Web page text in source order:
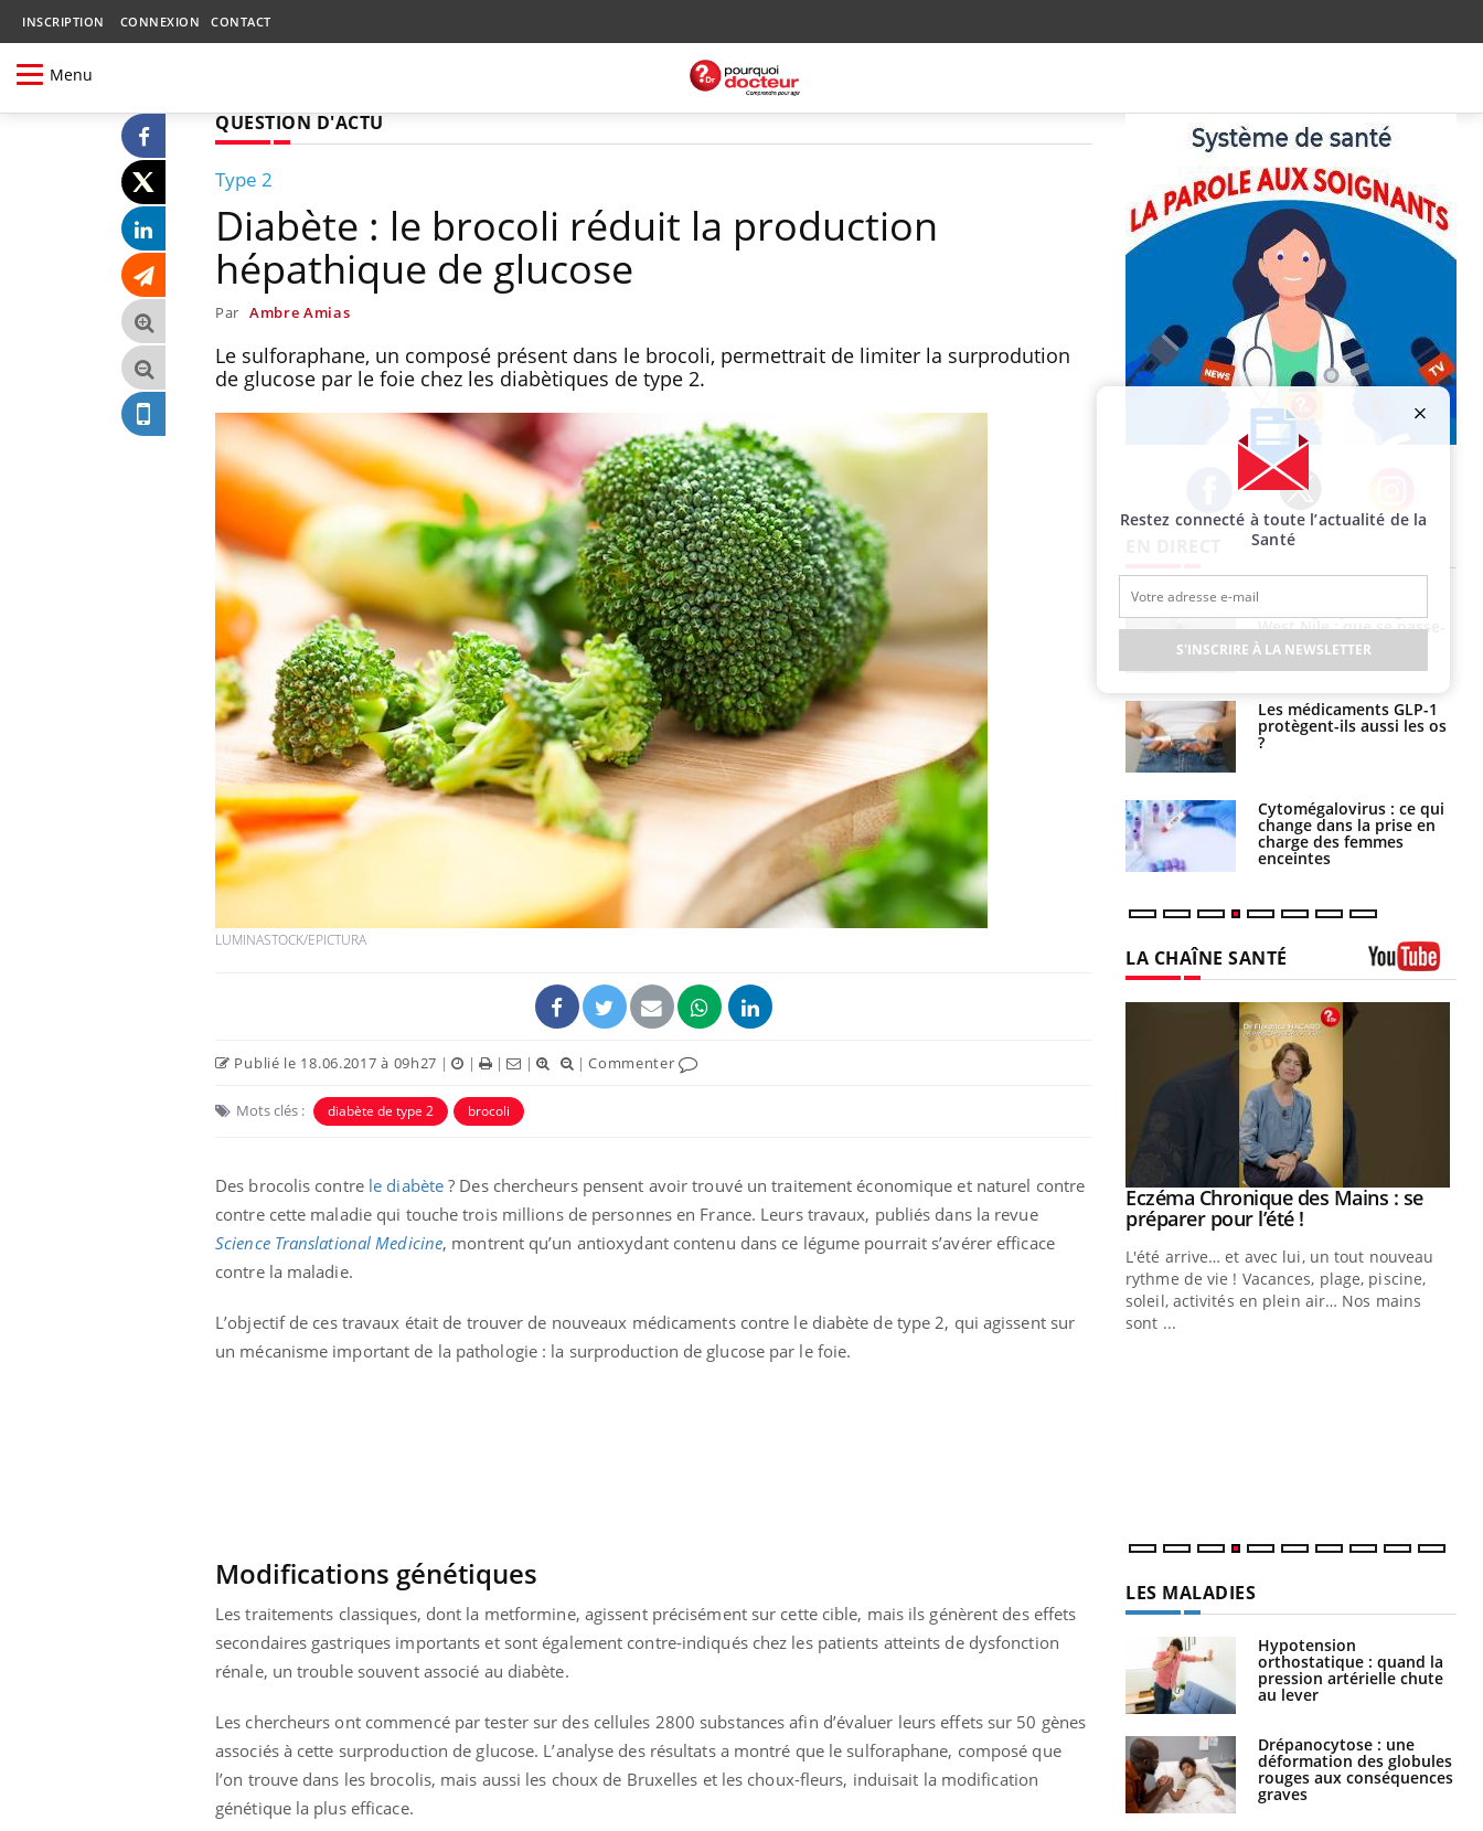
INSCRIPTION CONNEXION CONTACT
Menu
QUESTION D'ACTU
Type 2
Diabète : le brocoli réduit la production
hépathique de glucose
Par Ambre Amias
Le sulforaphane, un composé présent dans le brocoli, permettrait de limiter la surprodution
de glucose par le foie chez les diabètiques de type 2.
LUMINASTOCK/EPICTURA
Publié le 18.06.2017 à 09h27 | | | | |Commenter
Mots clés : diabète de type 2 brocoli
Des brocolis contre le diabète ? Des chercheurs pensent avoir trouvé un traitement économique et naturel contre
contre cette maladie qui touche trois millions de personnes en France. Leurs travaux, publiés dans la revue
Science Translational Medicine, montrent qu’un antioxydant contenu dans ce légume pourrait s’avérer efficace
contre la maladie.
L’objectif de ces travaux était de trouver de nouveaux médicaments contre le diabète de type 2, qui agissent sur
un mécanisme important de la pathologie : la surproduction de glucose par le foie.
Modifications génétiques
Les traitements classiques, dont la metformine, agissent précisément sur cette cible, mais ils génèrent des effets
secondaires gastriques importants et sont également contre-indiqués chez les patients atteints de dysfonction
rénale, un trouble souvent associé au diabète.
Les chercheurs ont commencé par tester sur des cellules 2800 substances afin d’évaluer leurs effets sur 50 gènes
associés à cette surproduction de glucose. L’analyse des résultats a montré que le sulforaphane, composé que
l’on trouve dans les brocolis, mais aussi les choux de Bruxelles et les choux-fleurs, induisait la modification
génétique la plus efficace.
Facebook Twitter Instagram
Bébés, jeunes enfants :
quelle trousse à
pharmacie pour les
vacances ?
Syndrome métabolique :
quels sont les meilleurs
exercices physiques ?
Comment éviter une otite
pendant les vacances ?
Hantavirus : un cas
détecté chez un touriste
en France
Mortalité infantile : un
rapport s’interroge sur
son taux élevé en France
Grossesse à risque : ce jus
naturel attire l'attention
des chercheurs
Comment oublier les
écrans en vacances ?
Toujours connectés :
comment le travail
empiète de plus en plus
sur nos soirées
Cancer colorectal : une
stratégie simple aurait
changé la donne au Pays
basque
West Nile : que se passe-
t-il dans le sud de la
France ?
Les médicaments GLP-1
protègent-ils aussi les os
?
Cytomégalovirus : ce qui
change dans la prise en
charge des femmes
enceintes
LA CHAÎNE SANTÉ
Eczéma Chronique des Mains :
expliquer ma maladieYoutube
Il y a des sujets qui sont faciles à aborder...
d'autres non ! D'un côté, poser des
Youtube
Carence en fer : comprendre pour
prévenirYoutube
Fatigue, irritabilité, brouillard mental ou
...
Youtube
Insuline & Charge mentale : et si on
osait en parler??Youtube
En 2026, l'insuline dans le diabète de type 2
Youtube
Eczéma Chronique des Mains : se
préparer pour l’été !Youtube
L'été arrive… et avec lui, un tout nouveau
rythme de vie ! Vacances, plage, piscine,
soleil, activités en plein air… Nos mains
sont ...
LES MALADIES
Hypotension
orthostatique : quand la
pression artérielle chute
au lever
Drépanocytose : une
déformation des globules
rouges aux conséquences
graves
Restez connecté à toute l’actualité de la
Santé
S'INSCRIRE À LA NEWSLETTER